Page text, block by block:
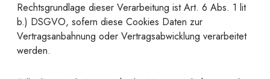
Rechtsgrundlage dieser Verarbeitung ist Art. 6 Abs. 1 lit
b.) DSGVO, sofern diese Cookies Daten zur
Vertragsanbahnung oder Vertragsabwicklung verarbeitet
werden.